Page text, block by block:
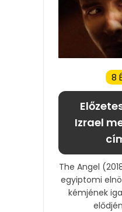
8
Izrael
The Angel
egyiptomi
kémjének